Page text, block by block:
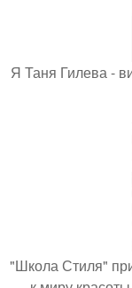
Я Таня Гилева -
"Школа Стиля"